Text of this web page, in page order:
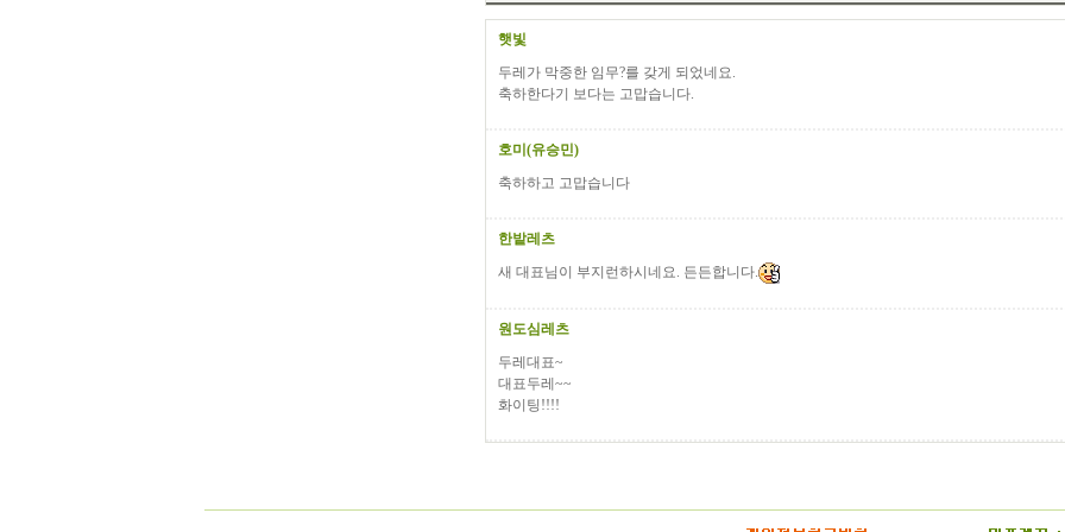
햇빛
두레가 막중한 임무?를 갖게 되었네요.
축하한다기 보다는 고맙습니다.
호미(유승민)
축하하고 고맙습니다
한밭레츠
새 대표님이 부지런하시네요. 든든합니다.
원도심레츠
두레대표~
대표두레~~
화이팅!!!!